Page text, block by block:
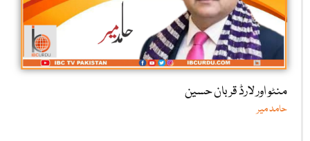
منٹو اور لارڈ قربان حسین
حامد میر